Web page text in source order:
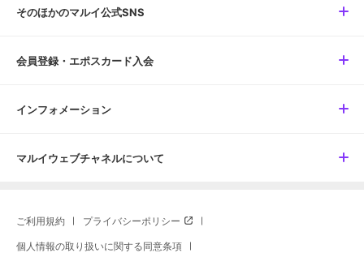
そのほかのマルイ公式SNS
会員登録・エポスカード入会
インフォメーション
マルイウェブチャネルについて
ご利用規約 プライバシーポリシー
個人情報の取り扱いに関する同意条項